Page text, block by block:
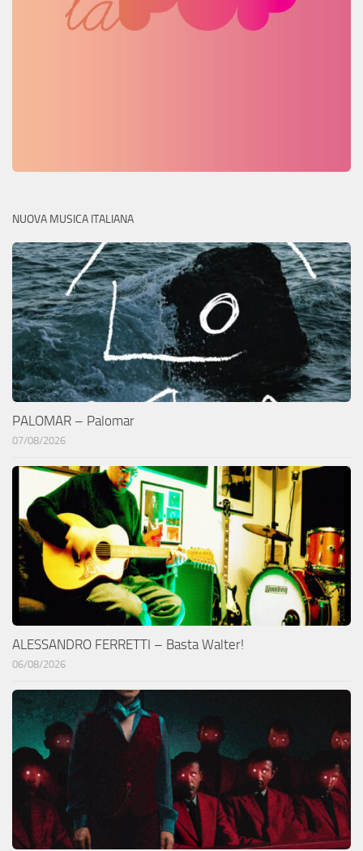
NUOVA MUSICA ITALIANA
PALOMAR – Palomar
07/08/2026
ALESSANDRO FERRETTI – Basta Walter!
06/08/2026